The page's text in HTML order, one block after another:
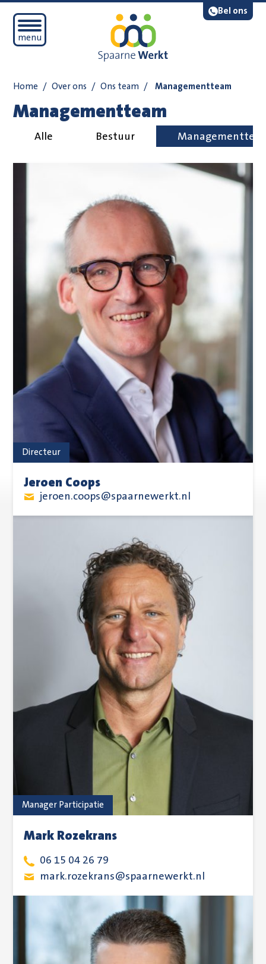
Bel ons
Open mobiel menu
menu
Lees voor
Home / Over ons / Ons team / Managementteam
Managementteam
Alle Bestuur
Mark Rozekrans
06 15 04 26 79
mark.rozekrans@spaarnewerkt.nl
Manager Participatie
Jeroen Coops
jeroen.coops@spaarnewerkt.nl
Directeur